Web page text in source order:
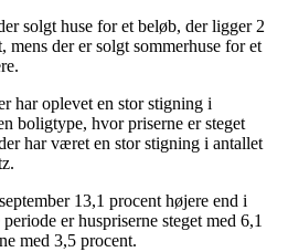
solgt huse for et beløb, der ligger 2
mens der er solgt sommerhuse for et
har oplevet en stor stigning i
boligtype, hvor priserne er steget
har været en stor stigning i antallet
13,1 procent højere end i
er huspriserne steget med 6,1
med 3,5 procent.